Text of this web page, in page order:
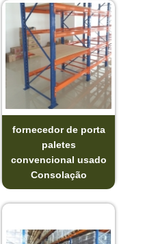
fornecedor de porta
paletes
convencional usado
Consolação